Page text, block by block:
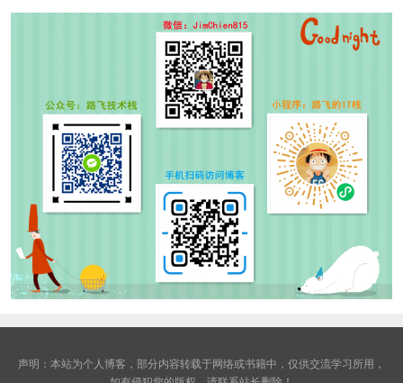
声明：本站为个人博客，部分内容转载于网络或书籍中，仅供交流学习所用，